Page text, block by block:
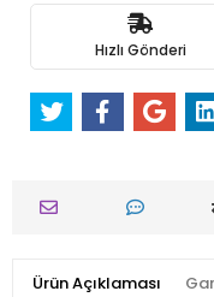
Hızlı Gönderi
Ürün Açıklaması